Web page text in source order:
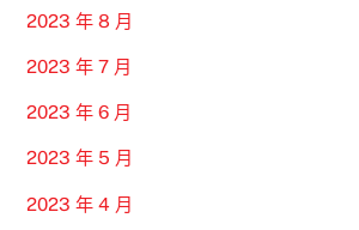
2023 年 8 月
2023 年 7 月
2023 年 6 月
2023 年 5 月
2023 年 4 月